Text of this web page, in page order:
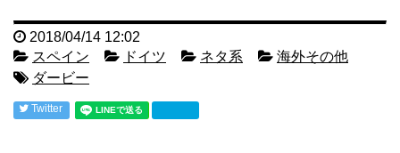
2018/04/14 12:02
スペイン
ドイツ ネタ系
海外その他
ダービー
Twitter